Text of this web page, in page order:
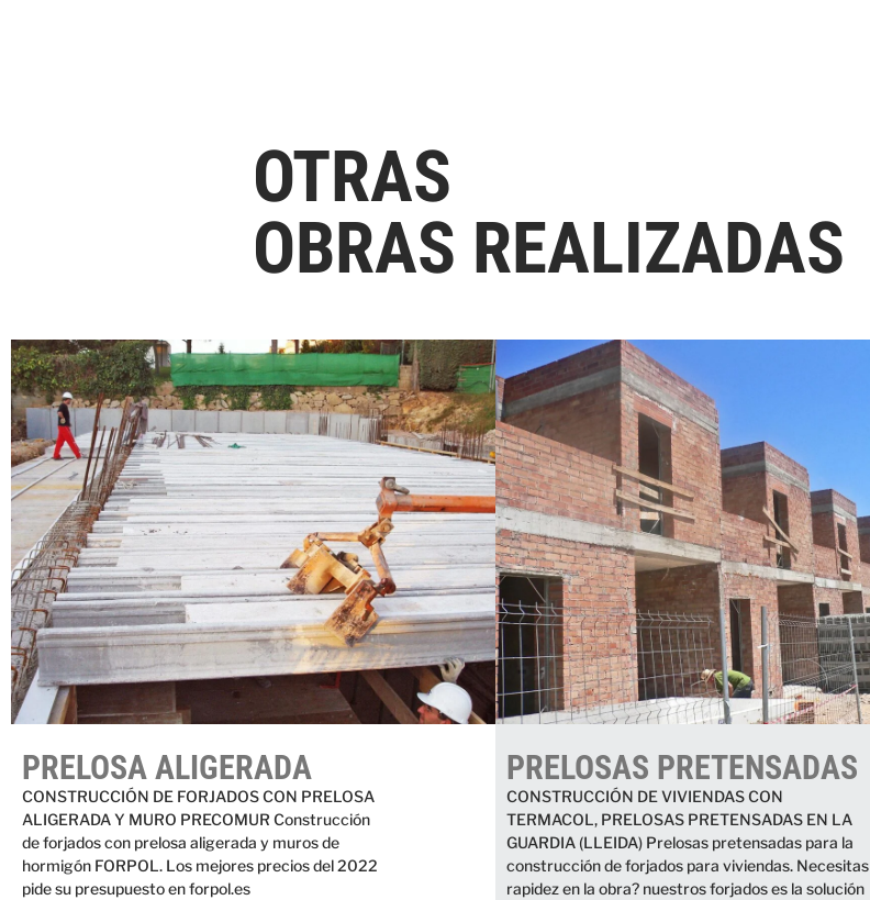
OTRAS
OBRAS REALIZADAS
PRELOSA ALIGERADA
CONSTRUCCIÓN DE FORJADOS CON PRELOSA
ALIGERADA Y MURO PRECOMUR Construcción
de forjados con prelosa aligerada y muros de
hormigón FORPOL. Los mejores precios del 2022
pide su presupuesto en forpol.es
PRELOSAS PRETENSADAS
CONSTRUCCIÓN DE VIVIENDAS CON
TERMACOL, PRELOSAS PRETENSADAS EN LA
GUARDIA (LLEIDA) Prelosas pretensadas para la
construcción de forjados para viviendas. Necesitas
rapidez en la obra? nuestros forjados es la solución